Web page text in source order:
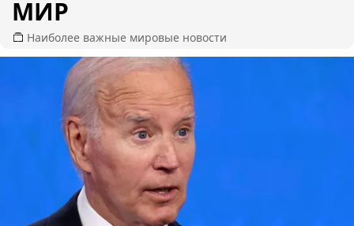
МИР
Наиболее важные мировые новости